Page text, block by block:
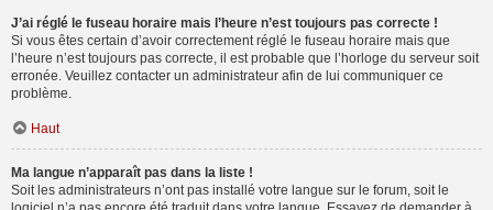
J’ai réglé le fuseau horaire mais l’heure n’est toujours pas correcte !
Si vous êtes certain d’avoir correctement réglé le fuseau horaire mais que
l’heure n’est toujours pas correcte, il est probable que l’horloge du serveur soit
erronée. Veuillez contacter un administrateur afin de lui communiquer ce
problème.
Haut
Ma langue n’apparaît pas dans la liste !
Soit les administrateurs n’ont pas installé votre langue sur le forum, soit le